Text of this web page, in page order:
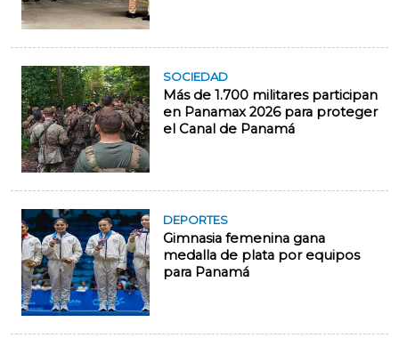
SOCIEDAD
Más de 1.700 militares participan
en Panamax 2026 para proteger
el Canal de Panamá
DEPORTES
Gimnasia femenina gana
medalla de plata por equipos
para Panamá